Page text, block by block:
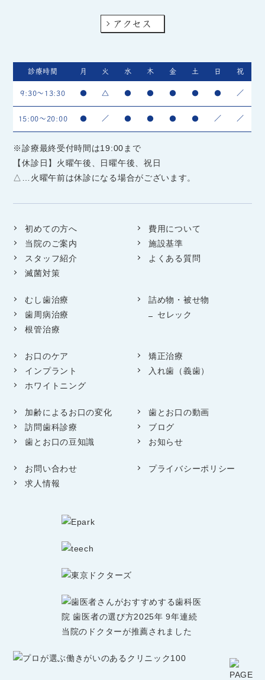
アクセス
診療時間 月 火 水 木 金 土 日 祝
9:30～13:30 ● △ ● ● ● ● ● ／
15:00～20:00 ● ／ ● ● ● ● ／ ／
※診療最終受付時間は19:00まで
【休診日】火曜午後、日曜午後、祝日
△…火曜午前は休診になる場合がございます。
初めての方へ
当院のご案内
スタッフ紹介
滅菌対策
費用について
施設基準
よくある質問
むし歯治療
歯周病治療
根管治療
詰め物・被せ物
セレック
お口のケア
インプラント
ホワイトニング
矯正治療
入れ歯（義歯）
加齢によるお口の変化
訪問歯科診療
歯とお口の豆知識
歯とお口の動画
ブログ
お知らせ
お問い合わせ
求人情報
プライバシーポリシー